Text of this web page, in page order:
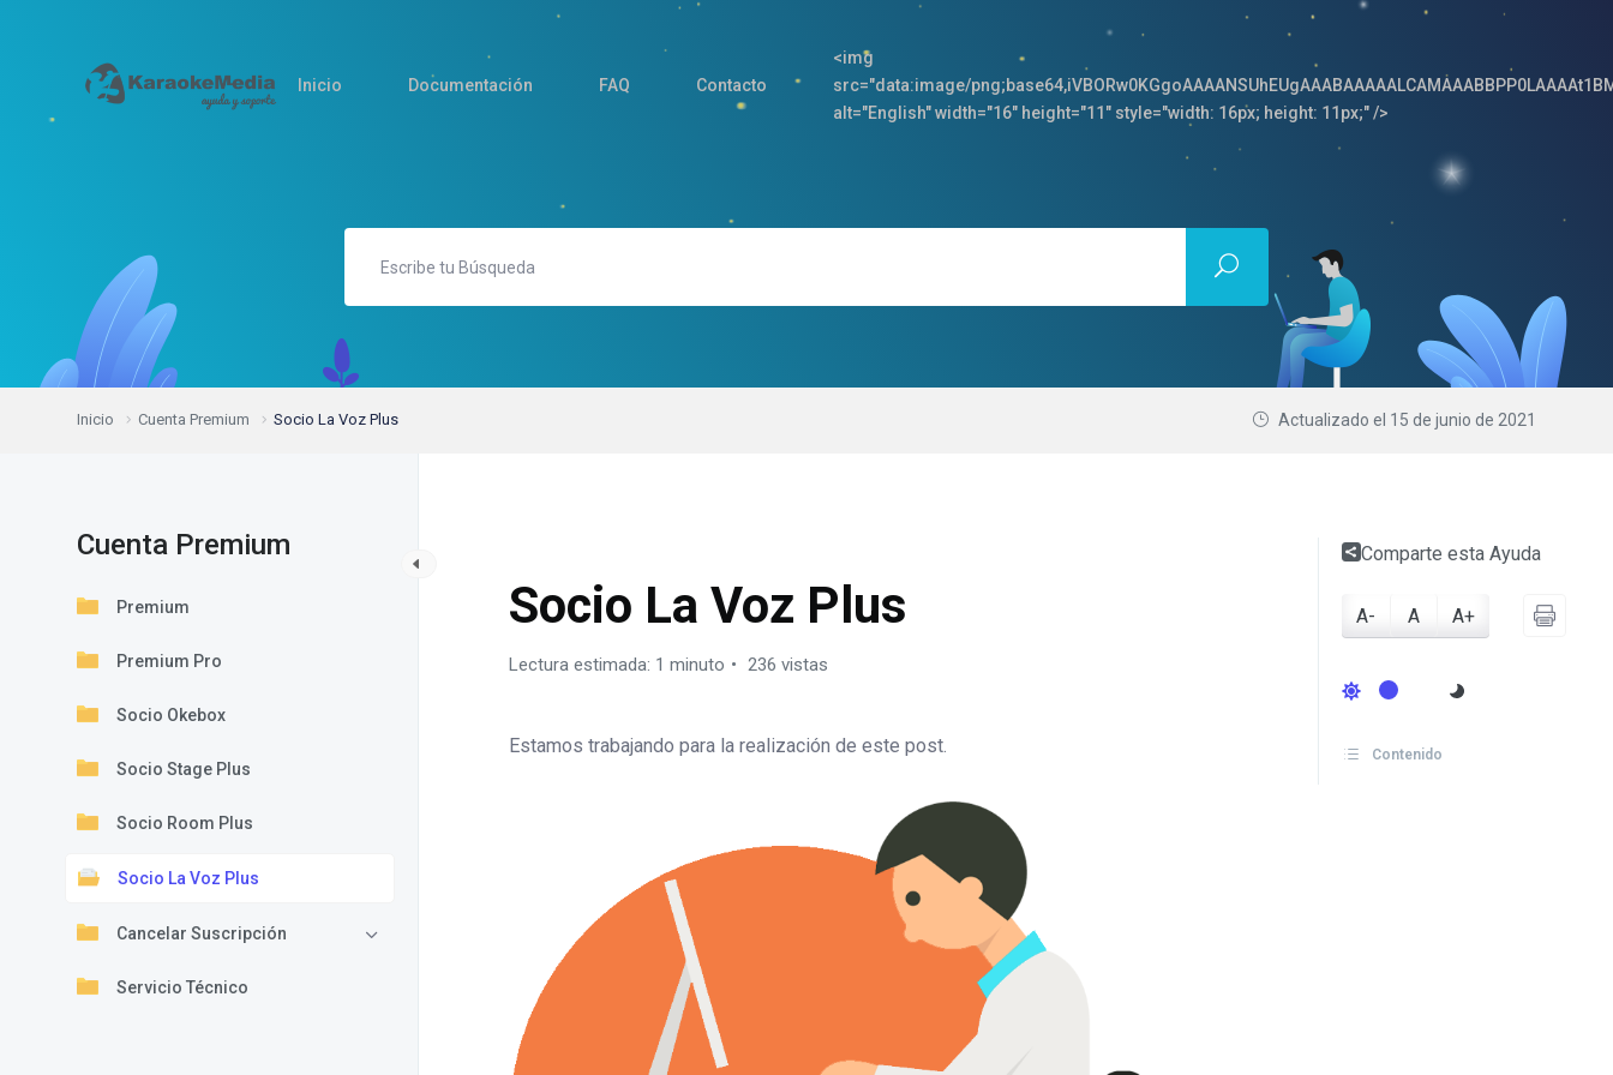
Inicio Documentación FAQ Contacto
<img
src="data:image/
alt="English" width="16" height="11" style="width: 16px; height: 11px;" />
Inicio Cuenta Premium Socio La Voz Plus Actualizado el 15 de junio de 2021
Cuenta Premium
Premium
Premium Pro
Socio Okebox
Socio Stage Plus
Socio Room Plus
Socio La Voz Plus
Cancelar Suscripción
Servicio Técnico
Socio La Voz Plus
Lectura estimada: 1 minuto 236 vistas
Estamos trabajando para la realización de este post.
Comparte esta Ayuda
A- A A+
Contenido